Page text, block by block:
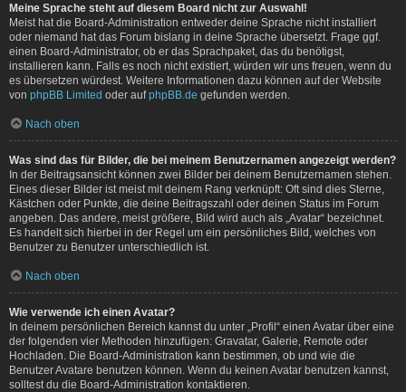
Meine Sprache steht auf diesem Board nicht zur Auswahl!
Meist hat die Board-Administration entweder deine Sprache nicht installiert
oder niemand hat das Forum bislang in deine Sprache übersetzt. Frage ggf.
einen Board-Administrator, ob er das Sprachpaket, das du benötigst,
installieren kann. Falls es noch nicht existiert, würden wir uns freuen, wenn du
es übersetzen würdest. Weitere Informationen dazu können auf der Website
von phpBB Limited oder aufphpBB.de gefunden werden.
Nach oben
Was sind das für Bilder, die bei meinem Benutzernamen angezeigt werden?
In der Beitragsansicht können zwei Bilder bei deinem Benutzernamen stehen.
Eines dieser Bilder ist meist mit deinem Rang verknüpft: Oft sind dies Sterne,
Kästchen oder Punkte, die deine Beitragszahl oder deinen Status im Forum
angeben. Das andere, meist größere, Bild wird auch als „Avatar“ bezeichnet.
Es handelt sich hierbei in der Regel um ein persönliches Bild, welches von
Benutzer zu Benutzer unterschiedlich ist.
Nach oben
Wie verwende ich einen Avatar?
In deinem persönlichen Bereich kannst du unter „Profil“ einen Avatar über eine
der folgenden vier Methoden hinzufügen: Gravatar, Galerie, Remote oder
Hochladen. Die Board-Administration kann bestimmen, ob und wie die
Benutzer Avatare benutzen können. Wenn du keinen Avatar benutzen kannst,
solltest du die Board-Administration kontaktieren.